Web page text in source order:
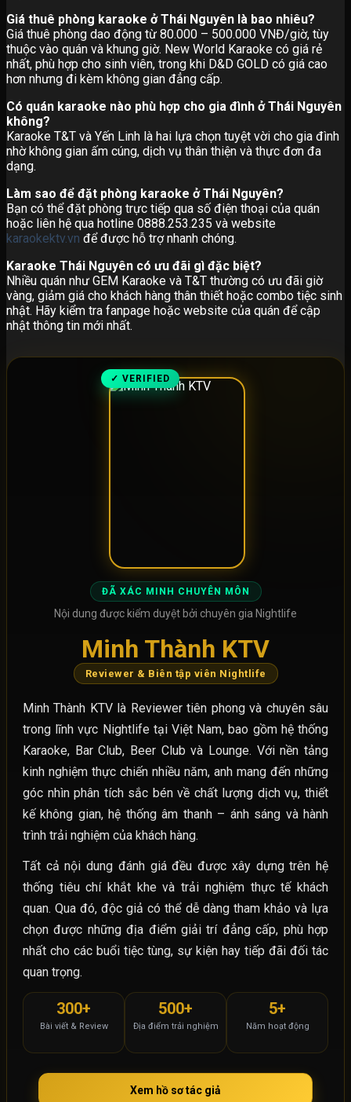
Giá thuê phòng karaoke ở Thái Nguyên là bao nhiêu?
Giá thuê phòng dao động từ 80.000 – 500.000 VNĐ/giờ, tùy
thuộc vào quán và khung giờ. New World Karaoke có giá rẻ
nhất, phù hợp cho sinh viên, trong khi D&D GOLD có giá cao
hơn nhưng đi kèm không gian đẳng cấp.
Có quán karaoke nào phù hợp cho gia đình ở Thái Nguyên
không?
Karaoke T&T và Yến Linh là hai lựa chọn tuyệt vời cho gia đình
nhờ không gian ấm cúng, dịch vụ thân thiện và thực đơn đa
dạng.
Làm sao để đặt phòng karaoke ở Thái Nguyên?
Bạn có thể đặt phòng trực tiếp qua số điện thoại của quán
hoặc liên hệ qua hotline 0888.253.235 và website
karaokektv.vn để được hỗ trợ nhanh chóng.
Karaoke Thái Nguyên có ưu đãi gì đặc biệt?
Nhiều quán như GEM Karaoke và T&T thường có ưu đãi giờ
vàng, giảm giá cho khách hàng thân thiết hoặc combo tiệc sinh
nhật. Hãy kiểm tra fanpage hoặc website của quán để cập
nhật thông tin mới nhất.
✓ VERIFIED
ĐÃ XÁC MINH CHUYÊN MÔN
Nội dung được kiểm duyệt bởi chuyên gia Nightlife
Minh Thành KTV
Reviewer & Biên tập viên Nightlife
Minh Thành KTV là Reviewer tiên phong và chuyên sâu
trong lĩnh vực Nightlife tại Việt Nam, bao gồm hệ thống
Karaoke, Bar Club, Beer Club và Lounge. Với nền tảng
kinh nghiệm thực chiến nhiều năm, anh mang đến những
góc nhìn phân tích sắc bén về chất lượng dịch vụ, thiết
kế không gian, hệ thống âm thanh – ánh sáng và hành
trình trải nghiệm của khách hàng.
Tất cả nội dung đánh giá đều được xây dựng trên hệ
thống tiêu chí khắt khe và trải nghiệm thực tế khách
quan. Qua đó, độc giả có thể dễ dàng tham khảo và lựa
chọn được những địa điểm giải trí đẳng cấp, phù hợp
nhất cho các buổi tiệc tùng, sự kiện hay tiếp đãi đối tác
quan trọng.
300+
Bài viết & Review
500+
Địa điểm trải nghiệm
5+
Năm hoạt động
Xem hồ sơ tác giả